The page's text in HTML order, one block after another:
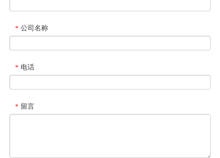
* 公司名称
* 电话
* 留言